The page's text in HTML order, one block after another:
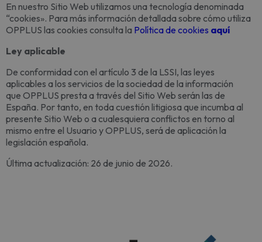
En nuestro Sitio Web utilizamos una tecnología denominada
“cookies». Para más información detallada sobre cómo utiliza
OPPLUS las cookies consulta la Política de cookies aquí
Ley aplicable
De conformidad con el artículo 3 de la LSSI, las leyes
aplicables a los servicios de la sociedad de la información
que OPPLUS presta a través del Sitio Web serán las de
España. Por tanto, en toda cuestión litigiosa que incumba al
presente Sitio Web o a cualesquiera conflictos en torno al
mismo entre el Usuario y OPPLUS, será de aplicación la
legislación española.
Última actualización: 26 de junio de 2026.